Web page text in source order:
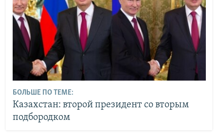
БОЛЬШЕ ПО ТЕМЕ:
Казахстан: второй президент со вторым
подбородком